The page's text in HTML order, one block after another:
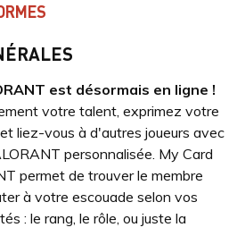
est désormais en ligne !
votre talent, exprimez votre
liez-vous à d'autres joueurs avec
personnalisée. My Card
permet de trouver le membre
à votre escouade selon vos
: le rang, le rôle, ou juste la